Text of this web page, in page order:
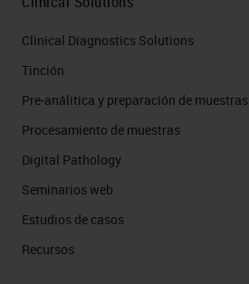
Clinical Diagnostics Solutions
Tinción
Pre-análitica y preparación de muestras
Procesamiento de muestras
Digital Pathology
Seminarios web
Estudios de casos
Recursos